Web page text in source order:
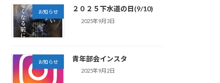
お知らせ ２０２５下水道の日(9/10)
2025年9月3日
お知らせ 青年部会インスタ
2025年9月2日